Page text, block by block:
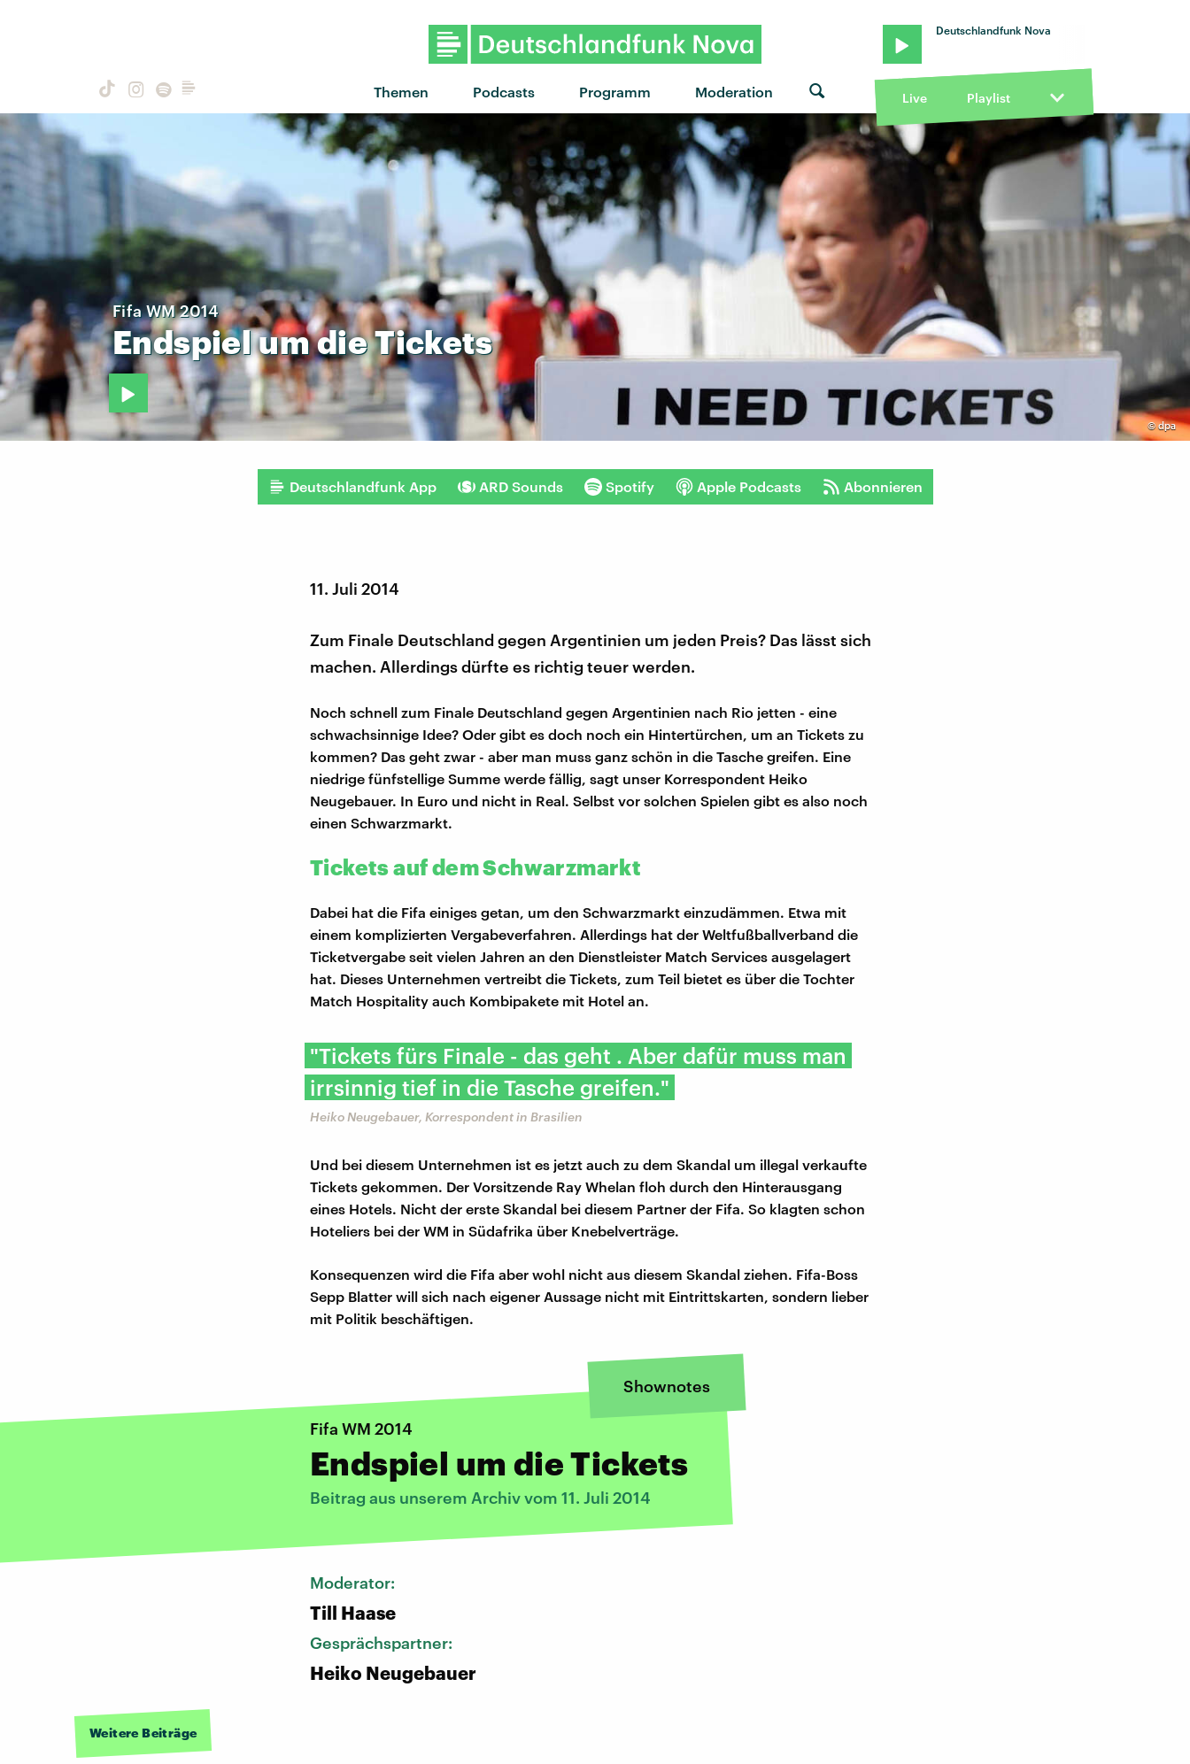
Themen Podcasts Programm Moderation
Deutschlandfunk Nova
Live Playlist
©dpa
Fifa WM 2014
EndspielumdieTickets
Deutschlandfunk App ARD Sounds Spotify Apple Podcasts Abonnieren
11. Juli 2014
Zum Finale Deutschland gegen Argentinien um jeden Preis? Das lässt sich
machen. Allerdings dürfte es richtig teuer werden.
Noch schnell zum Finale Deutschland gegen Argentinien nach Rio jetten - eine
schwachsinnige Idee? Oder gibt es doch noch ein Hintertürchen, um an Tickets zu
kommen? Das geht zwar - aber man muss ganz schön in die Tasche greifen. Eine
niedrige fünfstellige Summe werde fällig, sagt unser Korrespondent Heiko
Neugebauer. In Euro und nicht in Real. Selbst vor solchen Spielen gibt es also noch
einen Schwarzmarkt.
Tickets auf dem Schwarzmarkt
Dabei hat die Fifa einiges getan, um den Schwarzmarkt einzudämmen. Etwa mit
einem komplizierten Vergabeverfahren. Allerdings hat der Weltfußballverband die
Ticketvergabe seit vielen Jahren an den Dienstleister Match Services ausgelagert
hat. Dieses Unternehmen vertreibt die Tickets, zum Teil bietet es über die Tochter
Match Hospitality auch Kombipakete mit Hotel an.
"Tickets fürs Finale - das geht . Aber dafür muss man
irrsinnig tief in die Tasche greifen."
Heiko Neugebauer, Korrespondent in Brasilien
Und bei diesem Unternehmen ist es jetzt auch zu dem Skandal um illegal verkaufte
Tickets gekommen. Der Vorsitzende Ray Whelan floh durch den Hinterausgang
eines Hotels. Nicht der erste Skandal bei diesem Partner der Fifa. So klagten schon
Hoteliers bei der WM in Südafrika über Knebelverträge.
Konsequenzen wird die Fifa aber wohl nicht aus diesem Skandal ziehen. Fifa-Boss
Sepp Blatter will sich nach eigener Aussage nicht mit Eintrittskarten, sondern lieber
mit Politik beschäftigen.
Shownotes
Fifa WM 2014
Endspiel um die Tickets
Beitrag aus unserem Archiv vom 11. Juli 2014
Moderator:
Till Haase
Gesprächspartner:
Heiko Neugebauer
Weitere Beiträge